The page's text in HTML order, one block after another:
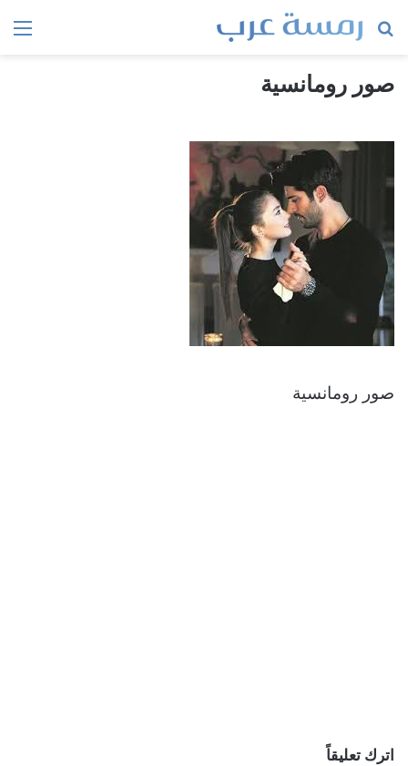
بحث
صور رومانسية
صور رومانسية
اترك تعليقاً